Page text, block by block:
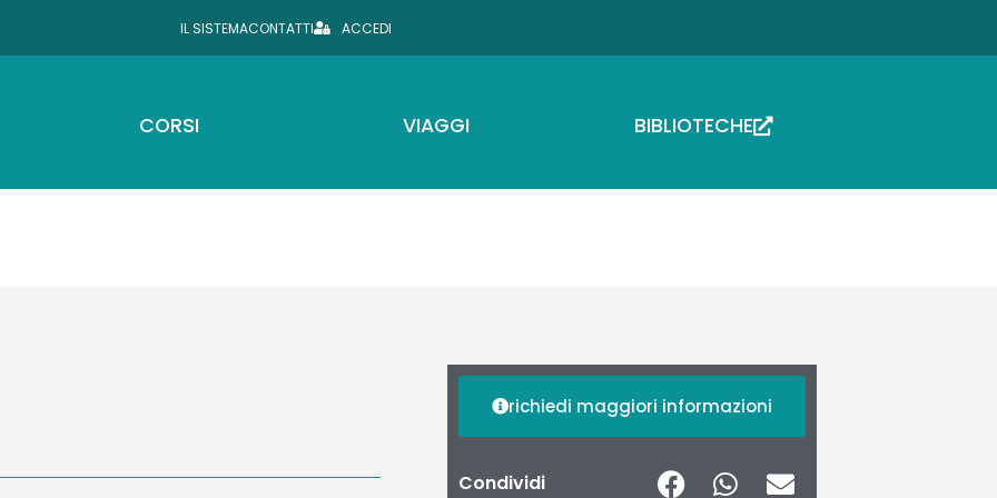
IL SISTEMACONTATTI ACCEDI
CORSI VIAGGI BIBLIOTECHE
richiedi maggiori informazioni
Condividi